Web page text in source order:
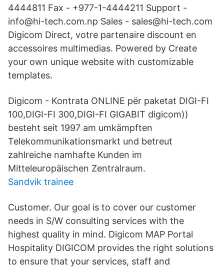
4444811 Fax - +977-1-4444211 Support -
info@hi-tech.com.np Sales - sales@hi-tech.com
Digicom Direct, votre partenaire discount en
accessoires multimedias. Powered by Create
your own unique website with customizable
templates.
Digicom - Kontrata ONLINE për paketat DIGI-FI
100,DIGI-FI 300,DIGI-FI GIGABIT digicom))
besteht seit 1997 am umkämpften
Telekommunikationsmarkt und betreut
zahlreiche namhafte Kunden im
Mitteleuropäischen Zentralraum.
Sandvik trainee
Customer. Our goal is to cover our customer
needs in S/W consulting services with the
highest quality in mind. Digicom MAP Portal
Hospitality DIGICOM provides the right solutions
to ensure that your services, staff and